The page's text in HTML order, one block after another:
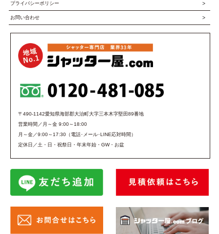
プライバシーポリシー
お問い合わせ
〒490-1142愛知県海部郡大治町大字三本木字堅田89番地
営業時間／月～金 9:00～18:00
月～金／9:00～17:30（電話･メール･LINE応対時間）
定休日／土・日・祝祭日・年末年始・GW・お盆